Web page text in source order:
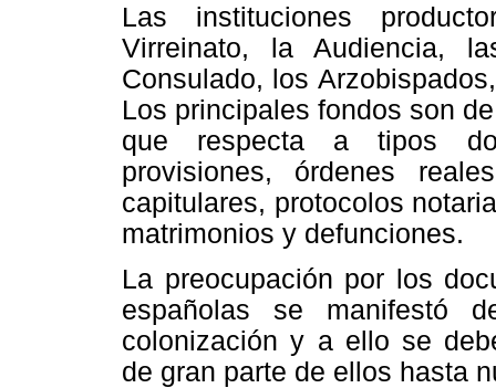
Las instituciones
Virreinato, la Audiencia,
Consulado, los
Los principales fondos son
que respecta a tipos
provisiones, órdenes
capitulares, protocolos
matrimonios y defunciones.
La preocupación por los
españolas se manifestó
colonización y a ello se
de gran parte de ellos hasta